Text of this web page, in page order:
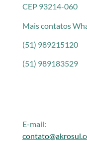
CEP 93214-060
Mais contatos
(51) 989215120
(51) 989183529
E-mail: